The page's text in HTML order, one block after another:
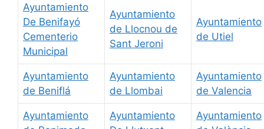
Ayuntamiento
De Benifayó
Cementerio
Municipal
Ayuntamiento
de Llocnou de
Sant Jeroni
Ayuntamiento
de Utiel
Ayuntamiento
de Beniflá
Ayuntamiento
de Llombai
Ayuntamiento
de Valencia
Ayuntamiento
Ayuntamiento
Ayuntamiento